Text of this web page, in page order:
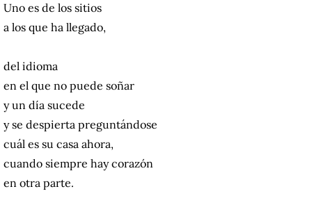
Uno es de los sitios
a los que ha llegado,
del idioma
en el que no puede soñar
y un día sucede
y se despierta preguntándose
cuál es su casa ahora,
cuando siempre hay corazón
en otra parte.